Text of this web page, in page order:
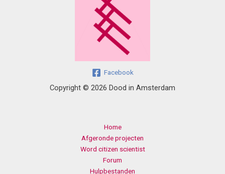
Facebook
Copyright © 2026 Dood in Amsterdam
Home
Afgeronde projecten
Word citizen scientist
Forum
Hulpbestanden